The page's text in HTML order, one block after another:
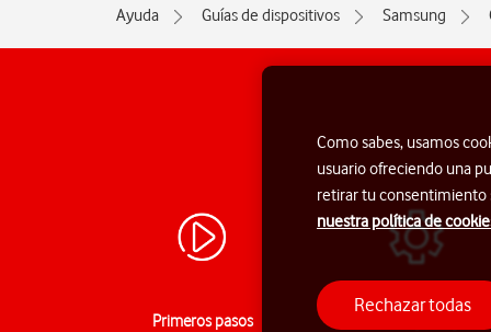
Ayuda Guías de dispositivos Samsung
Primeros pasos
Como sabes, usamos
usuario ofreciendo una
retirar tu consentimiento
nuestra política de
Rechazar todas